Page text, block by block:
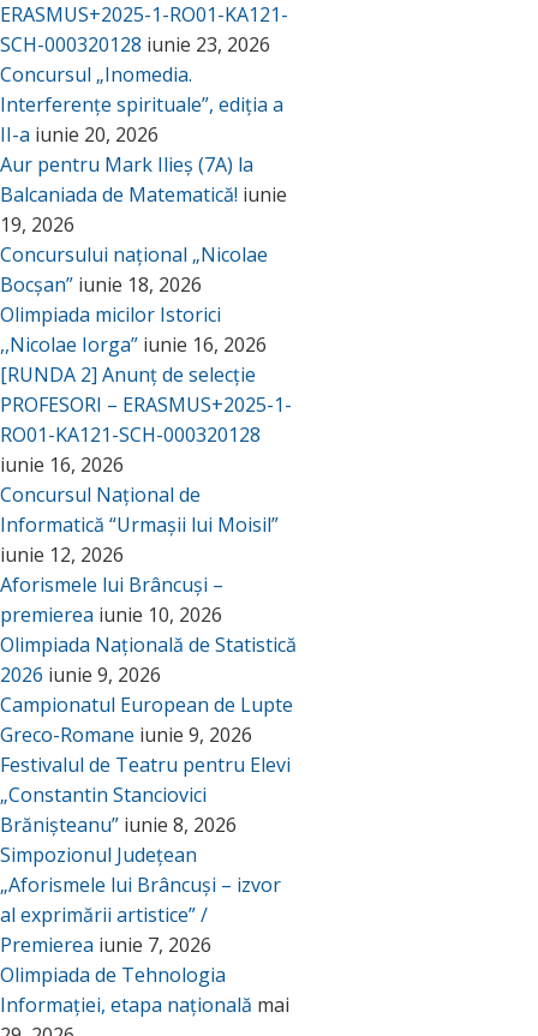
ERASMUS+2025-1-RO01-KA121-
SCH-000320128 iunie 23, 2026
Concursul „Inomedia.
Interferențe spirituale”, ediția a
II-a iunie 20, 2026
Aur pentru Mark Ilieș (7A) la
Balcaniada de Matematică! iunie
19, 2026
Concursului național „Nicolae
Bocșan” iunie 18, 2026
Olimpiada micilor Istorici
,,Nicolae Iorga” iunie 16, 2026
[RUNDA 2] Anunț de selecție
PROFESORI – ERASMUS+2025-1-
RO01-KA121-SCH-000320128
iunie 16, 2026
Concursul Național de
Informatică “Urmașii lui Moisil”
iunie 12, 2026
Aforismele lui Brâncuși –
premierea iunie 10, 2026
Olimpiada Națională de Statistică
2026 iunie 9, 2026
Campionatul European de Lupte
Greco-Romane iunie 9, 2026
Festivalul de Teatru pentru Elevi
„Constantin Stanciovici
Brănișteanu” iunie 8, 2026
Simpozionul Județean
„Aforismele lui Brâncuși – izvor
al exprimării artistice” /
Premierea iunie 7, 2026
Olimpiada de Tehnologia
Informației, etapa națională mai